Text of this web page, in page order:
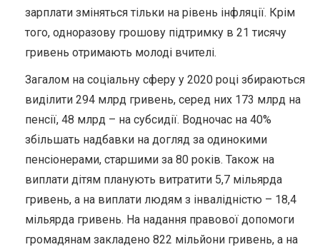
зарплати зміняться тільки на рівень інфляції. Крім
того, одноразову грошову підтримку в 21 тисячу
гривень отримають молоді вчителі.
Загалом на соціальну сферу у 2020 році збираються
виділити 294 млрд гривень, серед них 173 млрд на
пенсії, 48 млрд – на субсидії. Водночас на 40%
збільшать надбавки на догляд за одинокими
пенсіонерами, старшими за 80 років. Також на
виплати дітям планують витратити 5,7 мільярда
гривень, а на виплати людям з інвалідністю – 18,4
мільярда гривень. На надання правової допомоги
громадянам закладено 822 мільйони гривень, а на